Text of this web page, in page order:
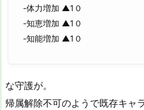
-体力増加 ▲1０
-知恵増加 ▲1０
-知能増加 ▲1０
な守護が。
帰属解除不可のようで既存キャ